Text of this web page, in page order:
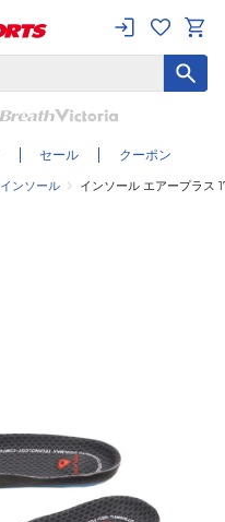
セール クーポン
インソール インソール エアープラス